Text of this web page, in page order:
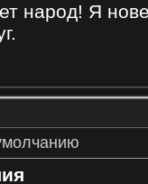
народ! Я